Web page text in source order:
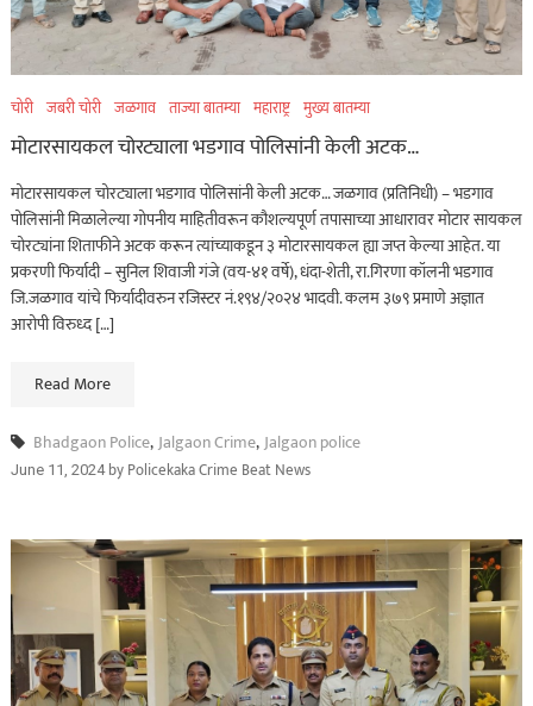
चोरी जबरी चोरी जळगाव ताज्या बातम्या महाराष्ट्र मुख्य बातम्या
मोटारसायकल चोरट्याला भडगाव पोलिसांनी केली अटक…
मोटारसायकल चोरट्याला भडगाव पोलिसांनी केली अटक… जळगाव (प्रतिनिधी) – भडगाव
पोलिसांनी मिळालेल्या गोपनीय माहितीवरून कौशल्यपूर्ण तपासाच्या आधारावर मोटार सायकल
चोरट्यांना शिताफीने अटक करून त्यांच्याकडून ३ मोटारसायकल ह्या जप्त केल्या आहेत. या
प्रकरणी फिर्यादी – सुनिल शिवाजी गंजे (वय-४१ वर्षे), धंदा-शेती, रा.गिरणा कॉलनी भडगाव
जि.जळगाव यांचे फिर्यादीवरुन रजिस्टर नं.१९४/२०२४ भादवी. कलम ३७९ प्रमाणे अज्ञात
आरोपी विरुध्द […]
Read More
Bhadgaon Police,Jalgaon Crime,Jalgaon police
June 11, 2024byPolicekaka Crime Beat News